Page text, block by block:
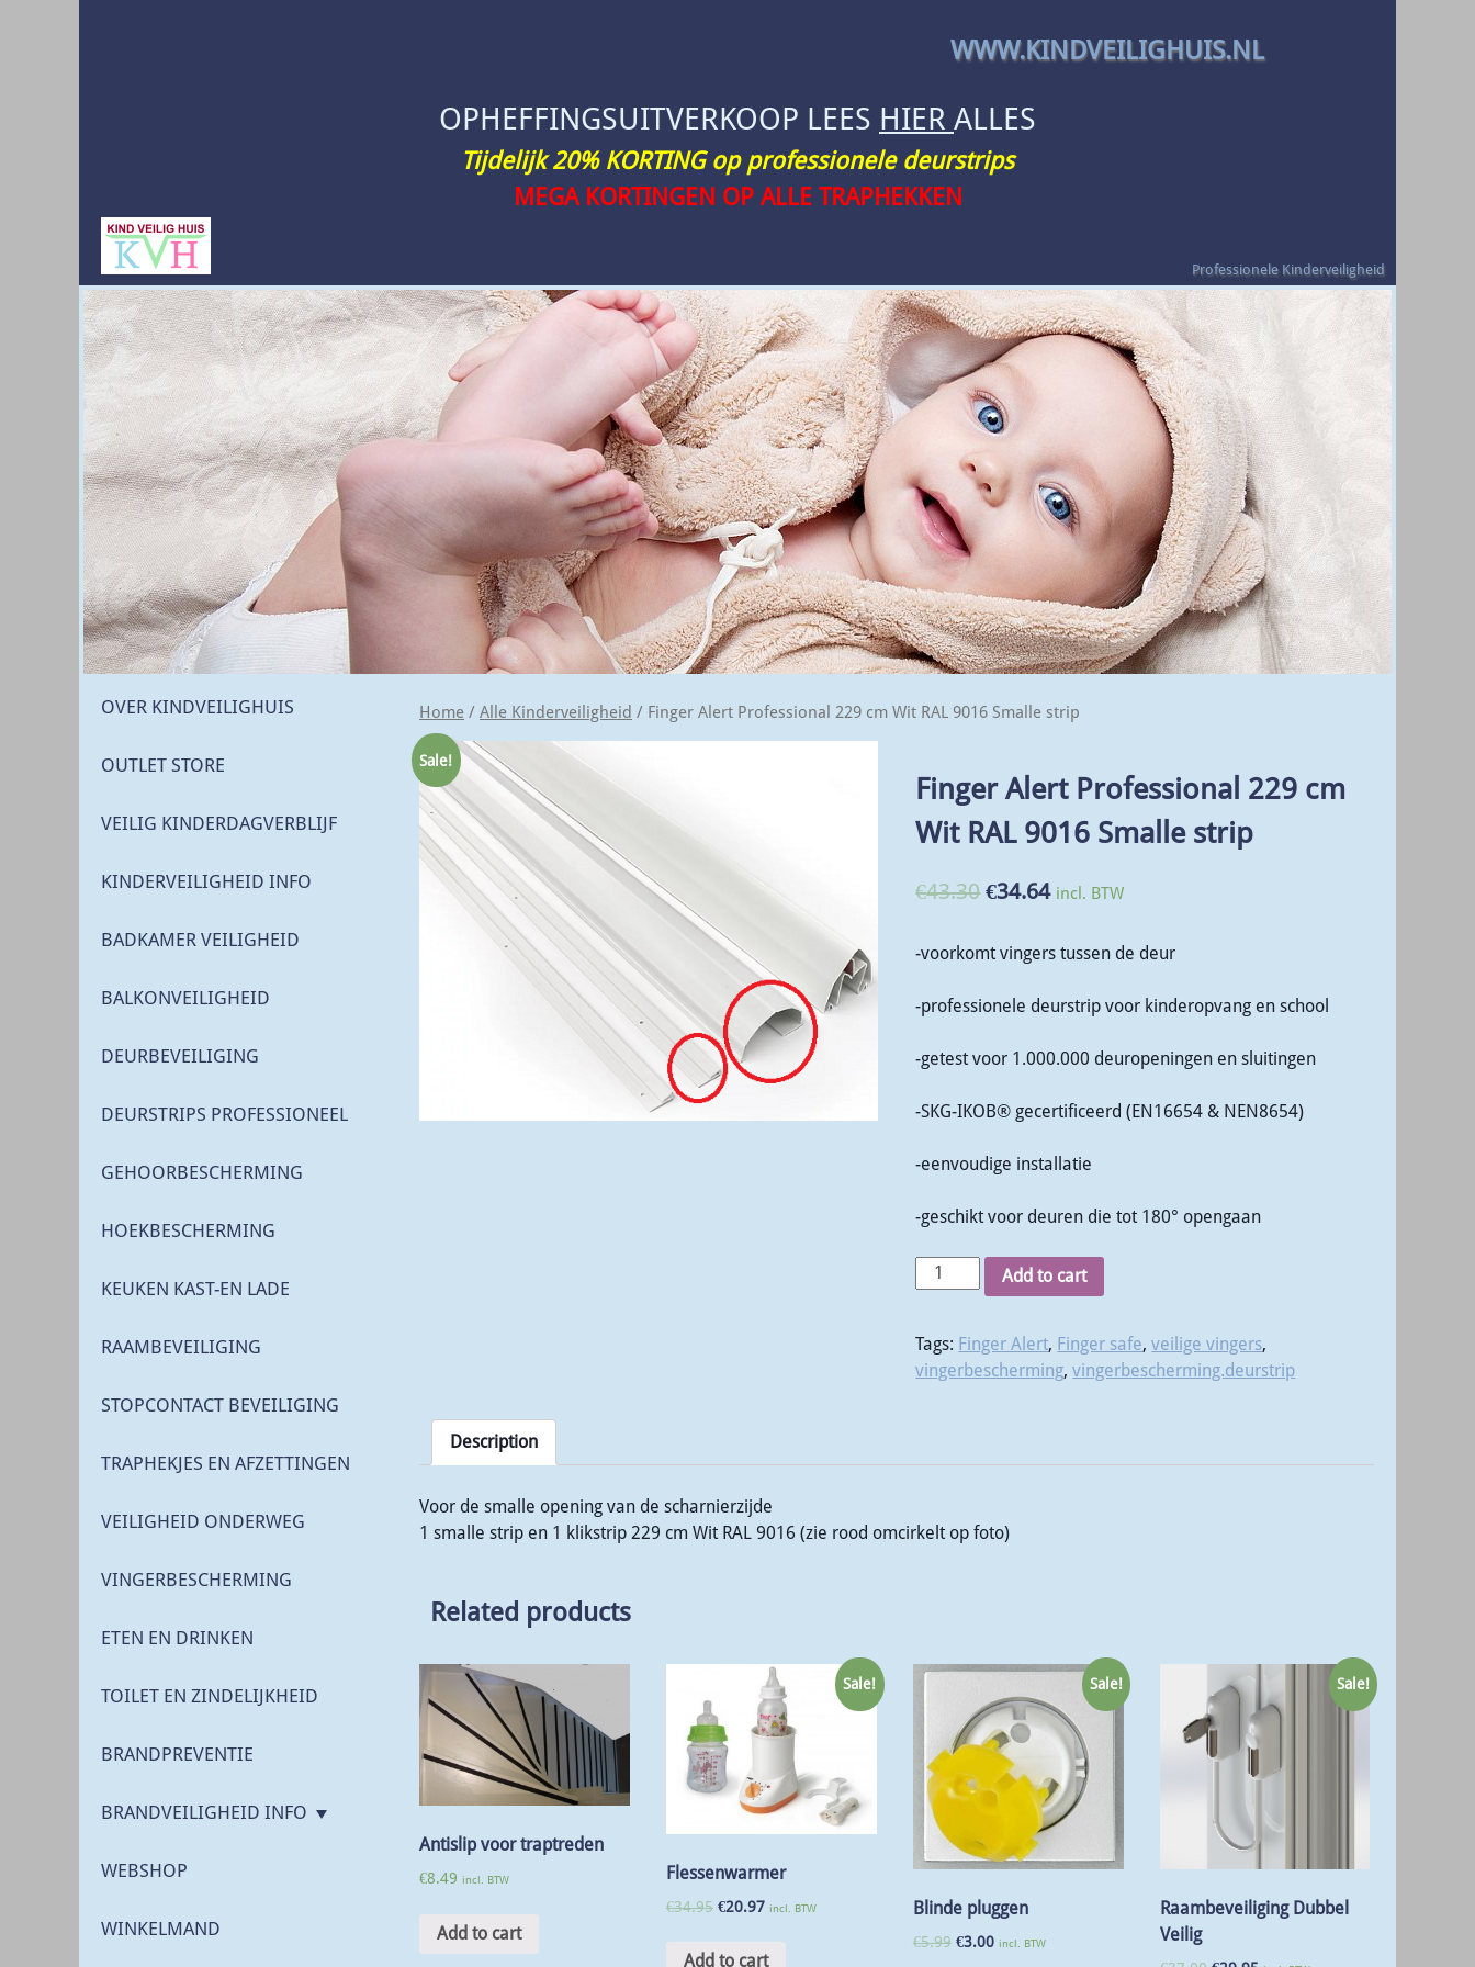
Home / Alle Kinderveiligheid / Finger Alert Professional 229 cm Wit RAL 9016 Smalle strip
Sale!
Finger Alert Professional 229 cm
Wit RAL 9016 Smalle strip
€43.30 €34.64 incl. BTW
-voorkomt vingers tussen de deur
-professionele deurstrip voor kinderopvang en school
-getest voor 1.000.000 deuropeningen en sluitingen
-SKG-IKOB® gecertificeerd (EN16654 & NEN8654)
-eenvoudige installatie
-geschikt voor deuren die tot 180° opengaan
Add to cart
Tags: Finger Alert, Finger safe,veilige vingers,
vingerbescherming,vingerbescherming.deurstrip
Description
Voor de smalle opening van de scharnierzijde
1 smalle strip en 1 klikstrip 229 cm Wit RAL 9016 (zie rood omcirkelt op foto)
Related products
Antislip voor traptreden
€8.49 incl. BTW
Add to cart
Sale!
Flessenwarmer
€34.95 €20.97 incl. BTW
Add to cart
Sale!
Blinde pluggen
€5.99 €3.00 incl. BTW
Sale!
Raambeveiliging Dubbel
Veilig
OVER KINDVEILIGHUIS
OUTLET STORE
VEILIG KINDERDAGVERBLIJF
KINDERVEILIGHEID INFO
BADKAMER VEILIGHEID
BALKONVEILIGHEID
DEURBEVEILIGING
DEURSTRIPS PROFESSIONEEL
GEHOORBESCHERMING
HOEKBESCHERMING
KEUKEN KAST-EN LADE
RAAMBEVEILIGING
STOPCONTACT BEVEILIGING
TRAPHEKJES EN AFZETTINGEN
VEILIGHEID ONDERWEG
VINGERBESCHERMING
ETEN EN DRINKEN
TOILET EN ZINDELIJKHEID
BRANDPREVENTIE
BRANDVEILIGHEID INFO
WEBSHOP
WINKELMAND
WWW.KINDVEILIGHUIS.NL
Professionele Kinderveiligheid
OPHEFFINGSUITVERKOOP LEES HIER ALLES
Tijdelijk 20% KORTING op professionele deurstrips
MEGA KORTINGEN OP ALLE TRAPHEKKEN